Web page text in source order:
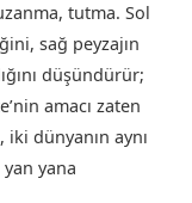
tutma. Sol
sağ peyzajın
düşündürür;
amacı zaten
dünyanın aynı
yana